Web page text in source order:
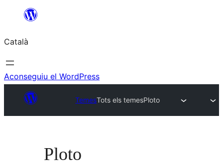
contingut
Català
Aconseguiu el WordPress
TemesTots els temesPloto
Ploto